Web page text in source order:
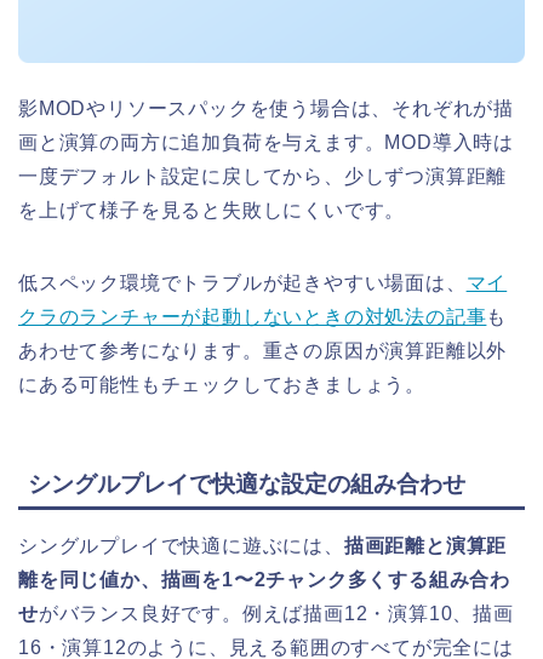
影MODやリソースパックを使う場合は、それぞれが描
画と演算の両方に追加負荷を与えます。MOD導入時は
一度デフォルト設定に戻してから、少しずつ演算距離
を上げて様子を見ると失敗しにくいです。
低スペック環境でトラブルが起きやすい場面は、 マイ
クラのランチャーが起動しないときの対処法の記事も
あわせて参考になります。重さの原因が演算距離以外
にある可能性もチェックしておきましょう。
シングルプレイで快適な設定の組み合わせ
シングルプレイで快適に遊ぶには、 描画距離と演算距
離を同じ値か、描画を1〜2チャンク多くする組み合わ
せがバランス良好です。例えば描画12・演算10、描画
16・演算12のように、見える範囲のすべてが完全には